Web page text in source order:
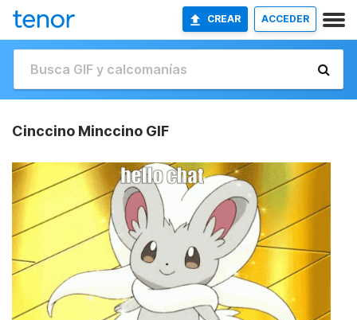
CREAR ACCEDER
Cinccino Minccino GIF